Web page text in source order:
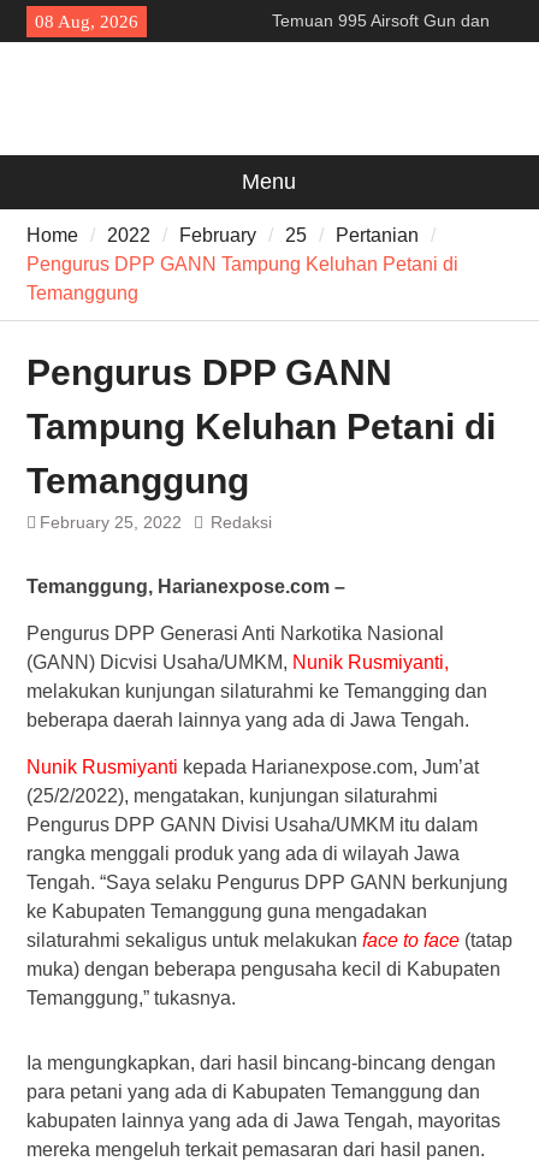
Skip
to
08 Aug, 2026
Temuan 995 Airsoft Gun dan
Narkoba di Sekolah Kebayoran
Masyarakat”
Menu
Home 2022 February 25
Pertanian
Pengurus DPP GANN Tampung Keluhan Petani di
Temanggung
Pengurus DPP GANN
Tampung Keluhan Petani di
Temanggung
February 25, 2022 Redaksi
Temanggung, Harianexpose.com –
Pengurus DPP Generasi Anti Narkotika Nasional
(GANN) Dicvisi Usaha/UMKM, Nunik Rusmiyanti,
melakukan kunjungan silaturahmi ke Temangging dan
beberapa daerah lainnya yang ada di Jawa Tengah.
Nunik Rusmiyanti kepada Harianexpose.com, Jum’at
(25/2/2022), mengatakan, kunjungan silaturahmi
Pengurus DPP GANN Divisi Usaha/UMKM itu dalam
rangka menggali produk yang ada di wilayah Jawa
Tengah. “Saya selaku Pengurus DPP GANN berkunjung
ke Kabupaten Temanggung guna mengadakan
silaturahmi sekaligus untuk melakukan face to face(tatap
muka) dengan beberapa pengusaha kecil di Kabupaten
Temanggung,” tukasnya.
Ia mengungkapkan, dari hasil bincang-bincang dengan
para petani yang ada di Kabupaten Temanggung dan
kabupaten lainnya yang ada di Jawa Tengah, mayoritas
mereka mengeluh terkait pemasaran dari hasil panen.